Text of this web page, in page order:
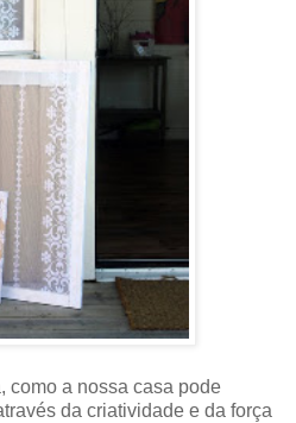
como a nossa casa pode
da criatividade e da força